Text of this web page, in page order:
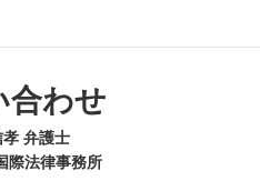
合わせ
孝 弁護士
際法律事務所